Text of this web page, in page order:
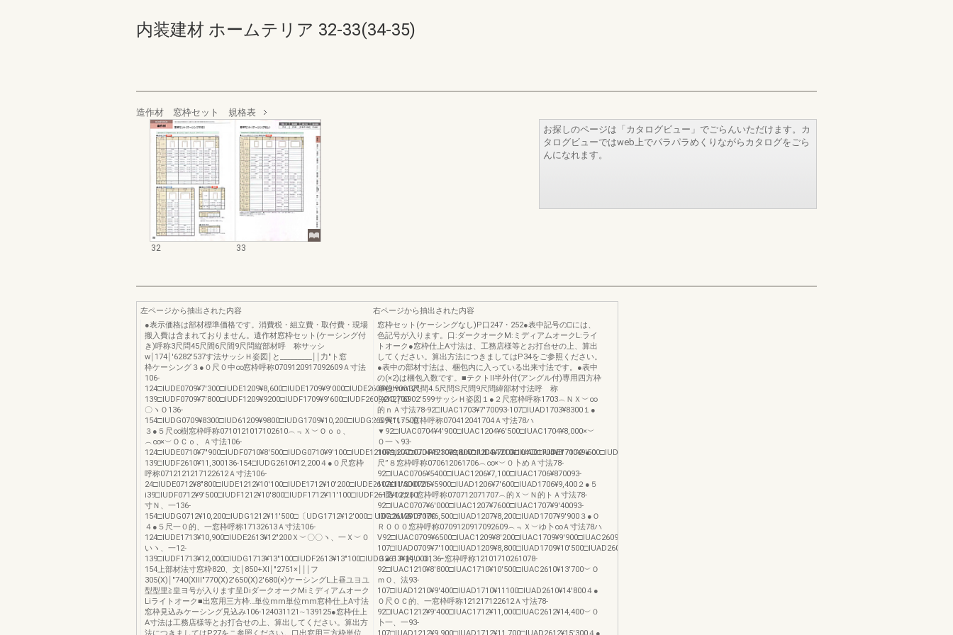
内装建材 ホームテリア 32-33(34-35)
造作材 窓枠セット 規格表
32 33
お探しのページは「カタログビュー」でごらんいただけます。カ
タログビューではweb上でパラパラめくりながらカタログをごら
んになれます。
左ページから抽出された内容
●表示価格は部材標準価格です。消費税・組立費・取付費・現場
搬入費は含まれておりません。遺作材窓枠セット(ケーシング付
き)呼称3尺問45尺間6尺間9尺問縦部材呼 称サッシ
w￨174￨′6282′537す法サッシＨ姿図￨と_________￨￨力″ト窓
枠ケーシング３●０尺０中∞窓枠呼称0709120917092609Ａ寸法
106-
124□IUDE0709¥7′300□IUDE1209¥8,600□IUDE1709¥9′000□IUDE2609¥9′900121-
139□IUDF0709¥7′800□IUDF1209¥9200□IUDF1709¥9′600□IUDF2609¥10,700
〇ヽＯ136-
154□IUDG0709¥8300□IUD61209¥9800□IUDG1709¥10,200□IUDG2609¥117500
３●５尺∞樹窓枠呼称0710121017102610︵﹃Ｘ︶Ｏｏｏ、
︵∞×︶ＯＣｏ、Ａ寸法106-
124□IUDE0710¥7″900□IUDF0710¥8′500□IUDG0710¥9′100□IUDE1210¥9,200□IUDF1210¥9,800□IUDG1210¥10400□lUDE1710¥9′500□lUDF1710¥10′200□IUDG1710¥10,900□IUDE2610¥10′400121-
139□IUDF2610¥11,300136-154□IUDG2610¥12,200４●０尺窓枠
呼称0712121217122612Ａ寸法106-
24□IUDE0712¥8″800□IUDE1212¥10′100□lUDE1712¥10′200□IUDE2612¥11′300121-
i39□IUDF0712¥9′500□IUDF1212¥10′800□IUDF1712¥11′100□IUDF2612¥12′200
寸Ｎ、一136-
154□IUDG0712¥10,200□IUDG1212¥11′500□〔UDG1712¥12′000□IUDG2612¥13′100
４●５尺一０的、一窓枠呼称17132613Ａ寸法106-
124□IUDE1713¥10,900□IUDE2613¥12″200Ｘ︶〇〇ヽ、一Ｘ︶０
いヽ、一12-
139□IUDF1713¥12,000□lUDG1713¥13″100□IUDF2613¥13″100□IUDG2613¥14′000136-
154上部材法寸窓枠820、文￨850+XI￨″2751×￨￨￨フ
305(X)￨″740(XIII″770(X)2′650(X)2′680(×)ケーシングL上昼ユヨユ
型型里≧皇ヨ号が入ります呈DiダークオークMiミディアムオーク
Liライトオーク■出窓用三方枠…単位mm単位mm窓枠仕上A寸法
窓枠見込みケーシング見込み106-124031121∼139125●窓枠仕上
A寸法は工務店様等とお打合せの上、算出してください。算出方
右ページから抽出された内容
窓枠セット(ケーシングなし)P口247・252●表中記号の□には、
色記号が入ります。口:ダークオークM:ミディアムオークL:ライ
トオーク●窓枠仕上A寸法は、工務店様等とお打台せの上、算出
してください。算出方法につきましてはP34をご参照ください。
●表中の部材寸法は、梱包内に入っている出来寸法です。●表中
の(×2)は梱包入数です。■テクトII半外付(アングル付)専用四方枠
単位mm3尺間4.5尺問S尺問9尺問緯部材寸法呼 称
￨,242￨′6902′599サッシＨ姿図１●２尺窓枠呼称1703︵ＮＸ︶∞
的ｎＡ寸法78-92□IUAC1703¥7′70093-107□IUAD1703¥8300１●
５尺”いヽ窓枠呼称070412041704Ａ寸法78ハ
▼92□IUAC0704¥4′900□IUAC1204¥6′500□IUAC1704¥8,000×︶
０一ヽ93-
107□IUAD0704¥5′300□IUAD1204¥7000□IUAD1704¥8′700２●０
尺”８窓枠呼称070612061706︵∞×︶０卜めＡ寸法78-
92□IUAC0706¥5400□IUAC1206¥7,100□IUAC1706¥870093-
107□IUAD0706¥5900□IUAD1206¥7′600□IUAD1706¥9,400２●５
一民０ゆト窓枠呼称070712071707︵的Ｘ︶Ｎ的トＡ寸法78-
92□IUAC0707¥6′000□IUAC1207¥7600□IUAC1707¥9′40093-
107□IUAD0707¥6,500□IUAD1207¥8,200□IUAD1707¥9′900３●Ｏ
Ｒ０００窓枠呼称0709120917092609︵﹃Ｘ︶ゆ卜∞Ａ寸法78ハ
V92□IUAC0709¥6500□IUAC1209¥8′200□IUAC1709¥9′900□IUAC2609¥13′20093-
107□IUAD0709¥7′100□IUAD1209¥8,800□IUAD1709¥10′500□IUAD2609¥14200
３●５Ｒ的い０、一窓枠呼称12101710261078-
92□IUAC1210¥8′800□IUAC1710¥10′500□IUAC2610¥13′700︶Ｏ
ｍＯ、法93-
107□IUAD1210¥9′400□IUAD1710¥11100□IUAD2610¥14′800４●
０尺ＯＣ的、一窓枠呼称121217122612Ａ寸法78-
92□IUAC1212¥9′400□IUAC1712¥11,000□IUAC2612¥14,400︶０
卜一、一93-